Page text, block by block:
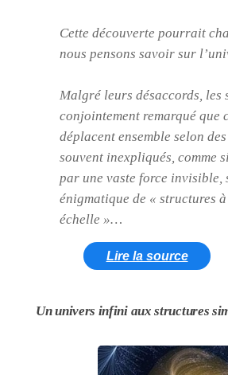
Cette découverte pourrait
nous pensons savoir sur
Malgré leurs désaccords, les
conjointement remarqué que
déplacent ensemble selon
souvent inexpliqués, comme
par une vaste force invisible,
énigmatique de « structures
échelle »…
Lire la source
Un univers infini aux structures